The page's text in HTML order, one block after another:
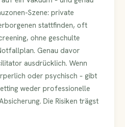
Szene: private
stattfinden, oft
ohne geschulte
Genau davor
ausdrücklich. Wenn
oder psychisch – gibt
weder professionelle
Die Risiken trägst